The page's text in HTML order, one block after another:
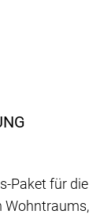
Paket für die
Wohntraums,